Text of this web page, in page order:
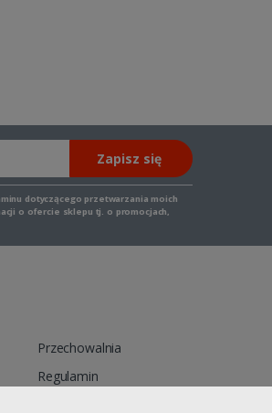
Zapisz się
dotyczącego przetwarzania moich
o ofercie sklepu tj. o promocjach,
Przechowalnia
Regulamin